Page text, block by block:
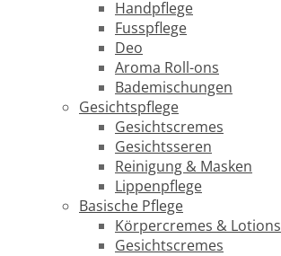
Handpflege
Fusspflege
Deo
Aroma Roll-ons
Bademischungen
Gesichtspflege
Gesichtscremes
Gesichtsseren
Reinigung & Masken
Lippenpflege
Basische Pflege
Körpercremes & Lotions
Gesichtscremes